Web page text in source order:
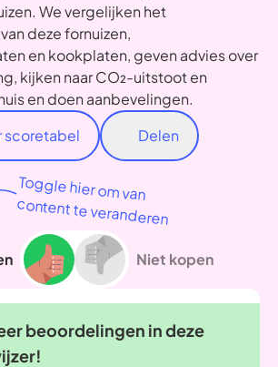
We vergelijken het
deze fornuizen,
en kookplaten, geven advies over
kijken naar CO₂-uitstoot en
en doen aanbevelingen.
scoretabel
Delen
Toggle hier om van
content te veranderen
Niet kopen
beoordelingen in deze